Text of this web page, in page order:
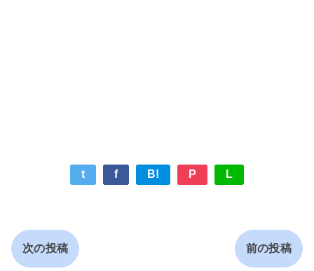
t f B! P L
次の投稿 前の投稿